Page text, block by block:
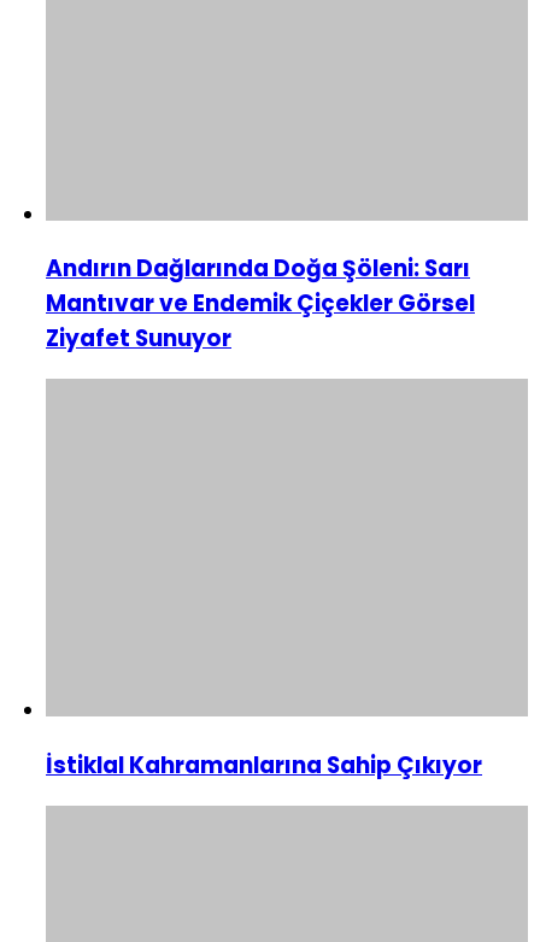
Andırın Dağlarında Doğa Şöleni: Sarı
Mantıvar ve Endemik Çiçekler Görsel
Ziyafet Sunuyor
İstiklal Kahramanlarına Sahip Çıkıyor